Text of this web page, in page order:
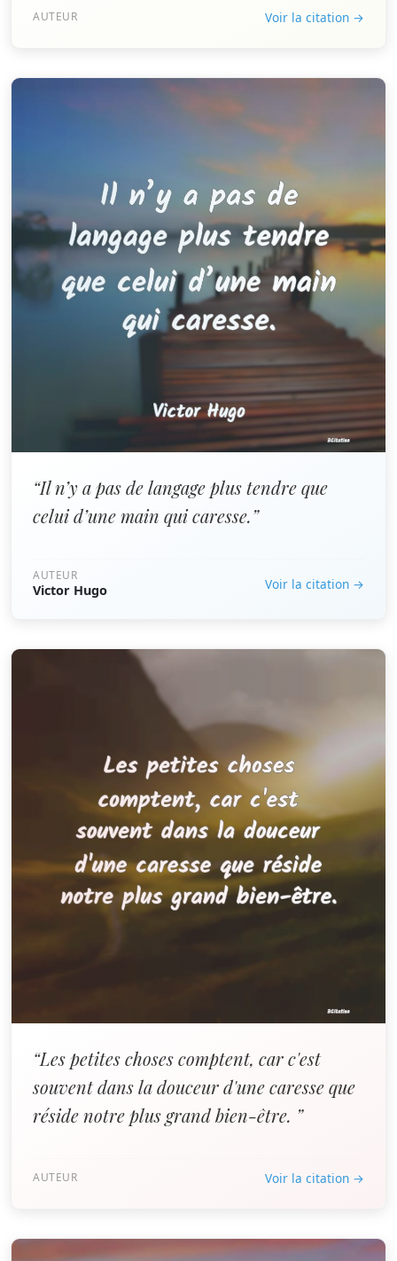
AUTEUR Voir la citation →
“Il n’y a pas de langage plus tendre que
celui d’une main qui caresse.”
AUTEUR
Victor Hugo Voir la citation →
“Les petites choses comptent, car c'est
souvent dans la douceur d'une caresse que
réside notre plus grand bien-être. ”
AUTEUR Voir la citation →